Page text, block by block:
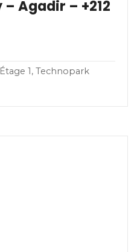
Agadir – +212
1, Technopark